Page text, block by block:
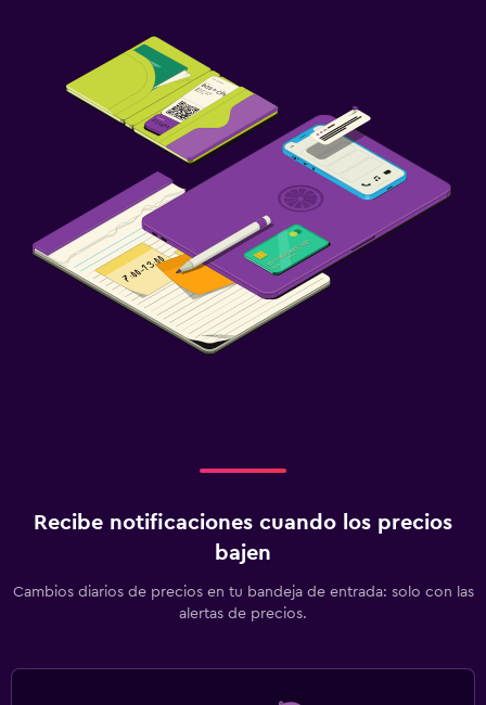
Recibe notificaciones cuando los precios
bajen
Cambios diarios de precios en tu bandeja de entrada: solo con las
alertas de precios.